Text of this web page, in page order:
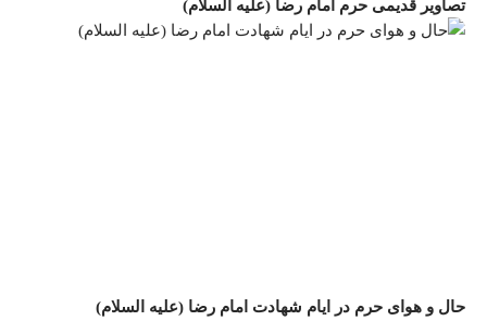
تصاویر قدیمی حرم امام رضا (علیه السلام)
حال و هوای حرم در ایام شهادت امام رضا (علیه السلام)